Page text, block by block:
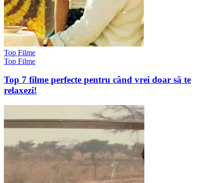
Top Filme
Top Filme
Top 7 filme perfecte pentru când vrei doar să te
relaxezi!